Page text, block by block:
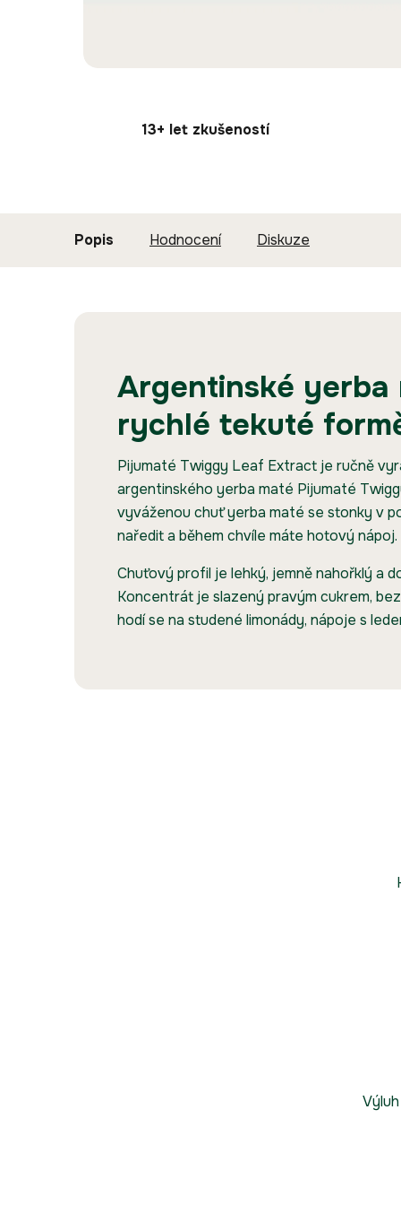
13+ let zkušeností
Popis Hodnocení Diskuze
Argentinské yerba
rychlé tekuté
Pijumaté Twiggy Leaf Extract je ručně
argentinského yerba maté Pijumaté
vyváženou chuť yerba maté se stonky v
naředit a během chvíle máte hotový nápoj.
Chuťový profil je lehký, jemně nahořklý a
Koncentrát je slazený pravým cukrem,
hodí se na studené limonády, nápoje s